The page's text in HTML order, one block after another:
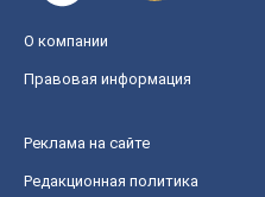
О компании
Правовая информация
Реклама на сайте
Редакционная политика